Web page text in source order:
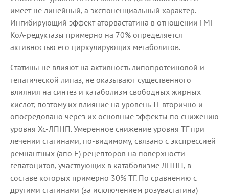
имеет не линейный, а экспоненциальный характер.
Ингибирующий эффект аторвастатина в отношении ГМГ-
КоА-редуктазы примерно на 70% определяется
активностью его циркулирующих метаболитов.
Статины не влияют на активность липопротеиновой и
гепатической липаз, не оказывают существенного
влияния на синтез и катаболизм свободных жирных
кислот, поэтому их влияние на уровень ТГ вторично и
опосредовано через их основные эффекты по снижению
уровня Хс-ЛПНП. Умеренное снижение уровня ТГ при
лечении статинами, по-видимому, связано с экспрессией
ремнантных (апо Е) рецепторов на поверхности
гепатоцитов, участвующих в катаболизме ЛППП, в
составе которых примерно 30% ТГ. По сравнению с
другими статинами (за исключением розувастатина)